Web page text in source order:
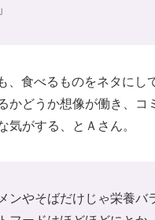
、食べるものをネタにし
かどうか想像が働き、コ
気がする、とＡさん。
ンやそばだけじゃ栄養バ